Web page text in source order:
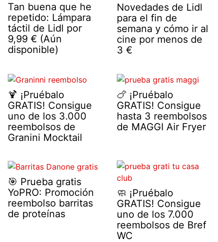
Tan buena que he
repetido: Lámpara
táctil de Lidl por
9,99 € (Aún
disponible)
Novedades de Lidl
para el fin de
semana y cómo ir al
cine por menos de
3 €
🍹 ¡Pruébalo
GRATIS! Consigue
uno de los 3.000
reembolsos de
Granini Mocktail
🍗 ¡Pruébalo
GRATIS! Consigue
hasta 3 reembolsos
de MAGGI Air Fryer
🎯 Prueba gratis
YoPRO: Promoción
reembolso barritas
de proteínas
🧼 ¡Pruébalo
GRATIS! Consigue
uno de los 7.000
reembolsos de Bref
WC